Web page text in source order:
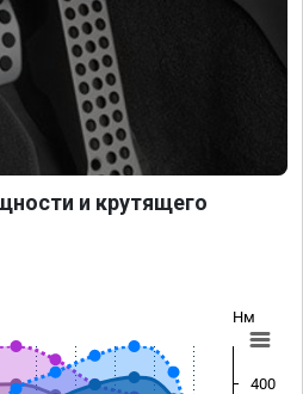
и крутящего
Нм
400